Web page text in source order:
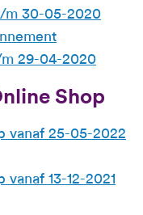
m 30-05-2020
29-04-2020
Shop
vanaf 25-05-2022
13-12-2021